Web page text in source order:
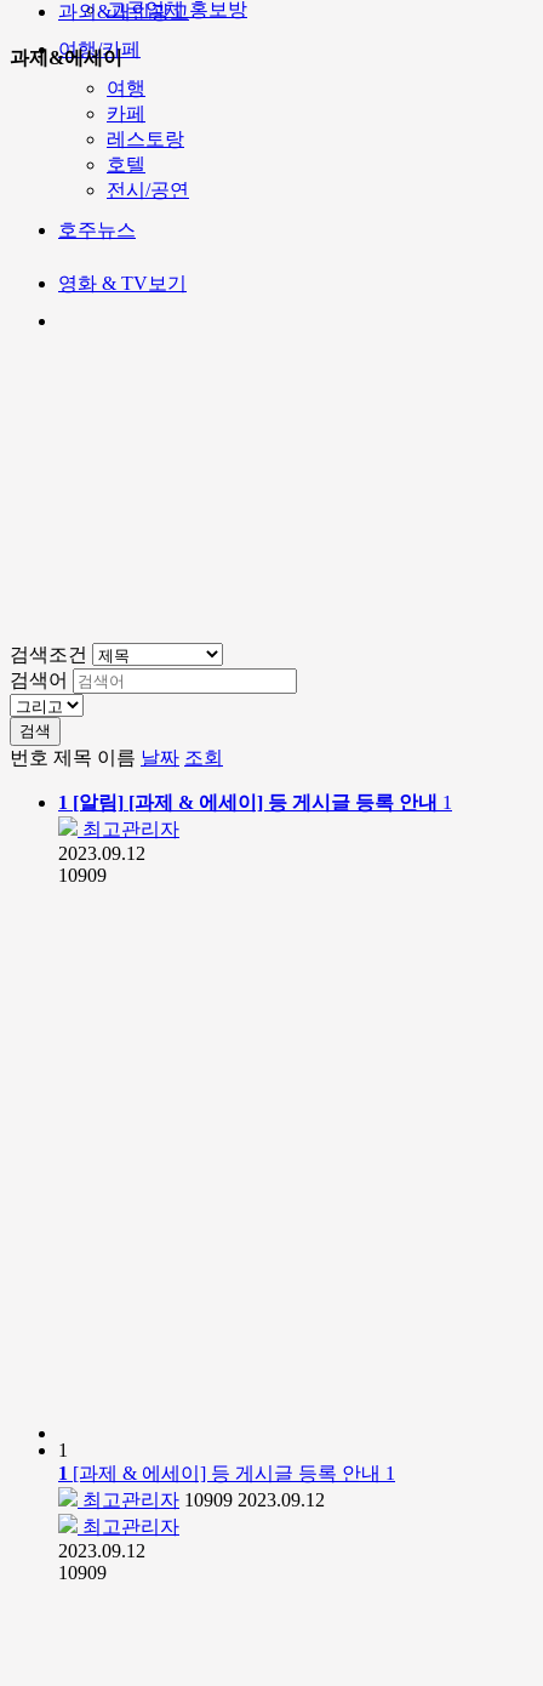
고국업체 홍보방
여행/카페
여행
카페
레스토랑
호텔
전시/공연
호주뉴스
영화 & TV보기
과외&개인광고
과제&에세이
검색조건
검색어
검색
번호 제목 이름 날짜 조회
1 [알림] [과제 & 에세이] 등 게시글 등록 안내 1
최고관리자
2023.09.12
10909
1
1 [과제 & 에세이] 등 게시글 등록 안내 1
최고관리자 10909 2023.09.12
최고관리자
2023.09.12
10909